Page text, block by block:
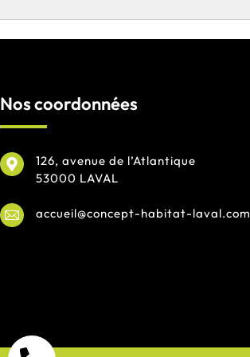
Nos coordonnées
126, avenue de l’Atlantique
53000 LAVAL
accueil@concept-habitat-laval.com